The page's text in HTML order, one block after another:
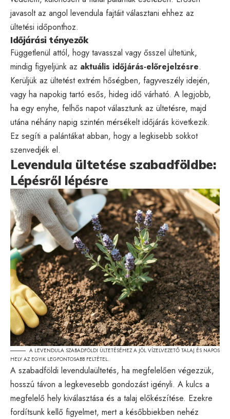
javasolt az angol levendula fajtáit választani ehhez az
ültetési időponthoz.
Időjárási tényezők
Függetlenül attól, hogy tavasszal vagy ősszel ültetünk,
mindig figyeljünk az aktuális időjárás-előrejelzésre.
Kerüljük az ültetést extrém hőségben, fagyveszély idején,
vagy ha napokig tartó esős, hideg idő várható. A legjobb,
ha egy enyhe, felhős napot választunk az ültetésre, majd
utána néhány napig szintén mérsékelt időjárás következik.
Ez segíti a palántákat abban, hogy a legkisebb sokkot
szenvedjék el.
Levendula ültetése szabadföldbe:
Lépésről lépésre
A LEVENDULA SZABADFÖLDI ÜLTETÉSÉHEZ A JÓL VÍZELVEZETŐ TALAJ ÉS NAPOS
HELY AZ EGYIK LEGFONTOSABB FELTÉTEL.
A szabadföldi levendulaültetés, ha megfelelően végezzük,
hosszú távon a legkevesebb gondozást igényli. A kulcs a
megfelelő hely kiválasztása és a talaj előkészítése. Ezekre
fordítsunk kellő figyelmet, mert a későbbiekben nehéz